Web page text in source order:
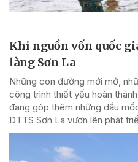
Khi nguồn vốn quốc
làng Sơn La
Những con đường mới mở,
công trình thiết yếu hoàn
đang góp thêm những dấu
DTTS Sơn La vươn lên phát